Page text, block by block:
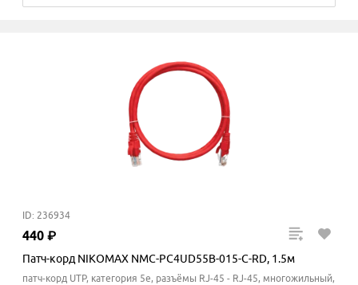
ID: 236934
440 ₽
Патч-корд NIKOMAX NMC-PC4UD55B-015-C-RD, 1.5м
патч-корд UTP, категория 5e, разъёмы RJ-45 - RJ-45, многожильный,